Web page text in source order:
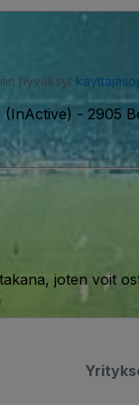
hyväksyt
(InActive) - 2905
joten voit